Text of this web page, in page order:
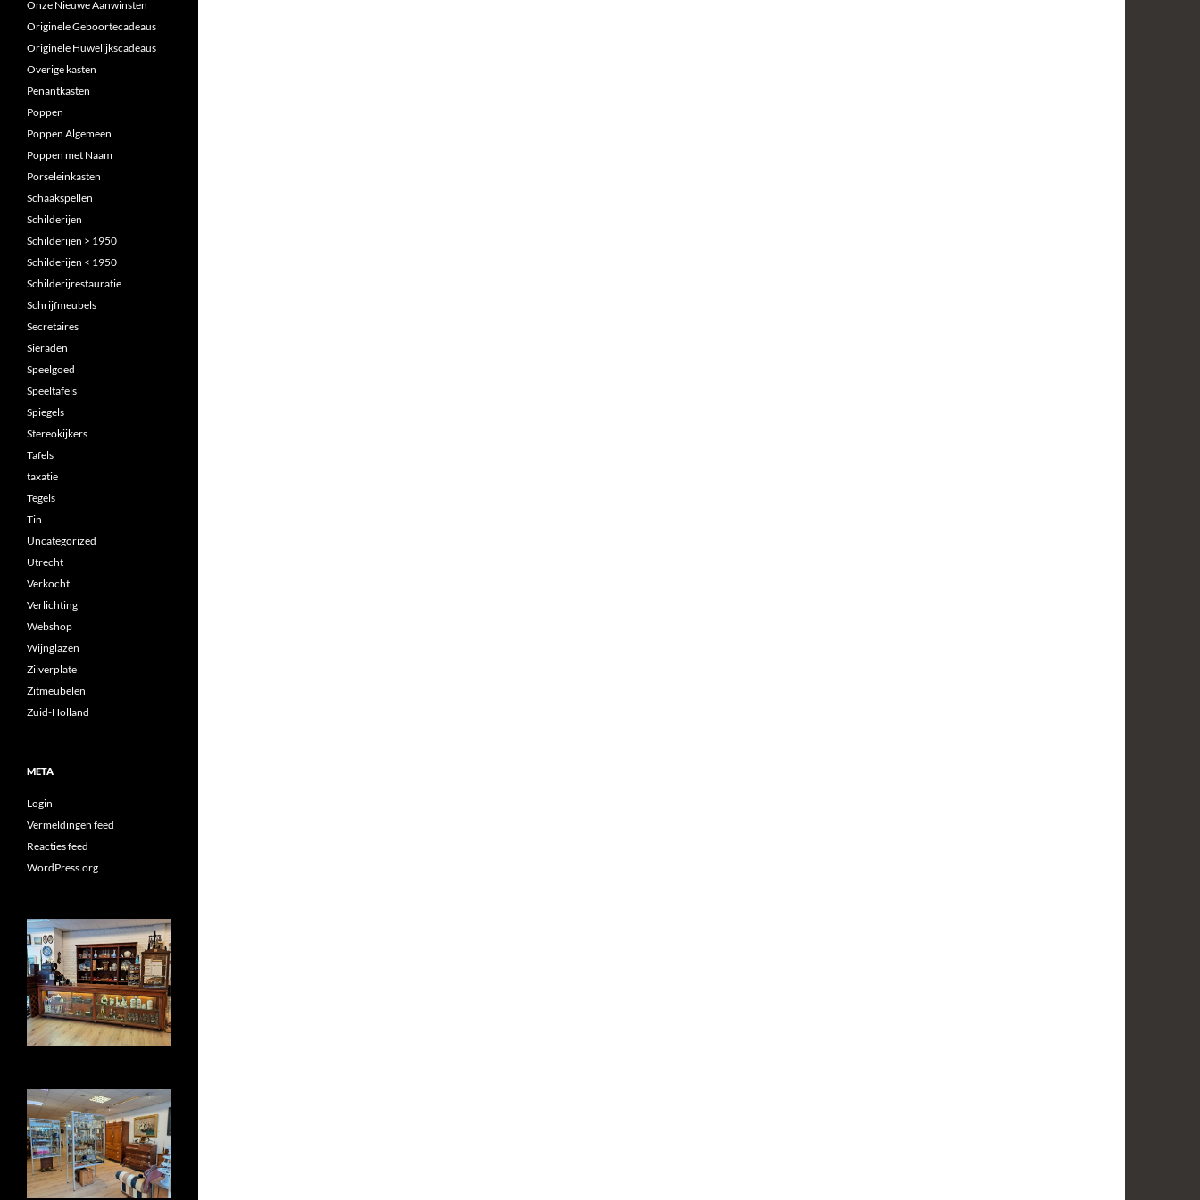
Onze Nieuwe Aanwinsten
Originele Geboortecadeaus
Originele Huwelijkscadeaus
Overige kasten
Penantkasten
Poppen
Poppen Algemeen
Poppen met Naam
Porseleinkasten
Schaakspellen
Schilderijen
Schilderijen > 1950
Schilderijen < 1950
Schilderijrestauratie
Schrijfmeubels
Secretaires
Sieraden
Speelgoed
Speeltafels
Spiegels
Stereokijkers
Tafels
taxatie
Tegels
Tin
Uncategorized
Utrecht
Verkocht
Verlichting
Webshop
Wijnglazen
Zilverplate
Zitmeubelen
Zuid-Holland
META
Login
Vermeldingen feed
Reacties feed
WordPress.org